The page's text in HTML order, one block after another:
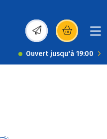
(s’ouvre dans une
Ouvert jusqu'à 19:00